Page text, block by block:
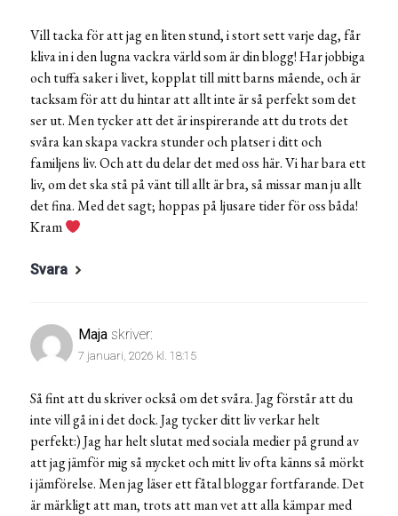
Vill tacka för att jag en liten stund, i stort sett varje dag, får
kliva in i den lugna vackra värld som är din blogg! Har jobbiga
och tuffa saker i livet, kopplat till mitt barns mående, och är
tacksam för att du hintar att allt inte är så perfekt som det
ser ut. Men tycker att det är inspirerande att du trots det
svåra kan skapa vackra stunder och platser i ditt och
familjens liv. Och att du delar det med oss här. Vi har bara ett
liv, om det ska stå på vänt till allt är bra, så missar man ju allt
det fina. Med det sagt; hoppas på ljusare tider för oss båda!
Kram
Svara
Maja skriver:
7 januari, 2026 kl. 18:15
Så fint att du skriver också om det svåra. Jag förstår att du
inte vill gå in i det dock. Jag tycker ditt liv verkar helt
perfekt:) Jag har helt slutat med sociala medier på grund av
att jag jämför mig så mycket och mitt liv ofta känns så mörkt
i jämförelse. Men jag läser ett fåtal bloggar fortfarande. Det
är märkligt att man, trots att man vet att alla kämpar med